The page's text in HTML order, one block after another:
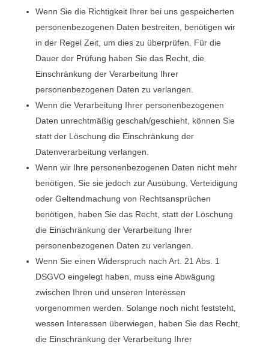
Wenn Sie die Richtigkeit Ihrer bei uns gespeicherten
personenbezogenen Daten bestreiten, benötigen wir
in der Regel Zeit, um dies zu überprüfen. Für die
Dauer der Prüfung haben Sie das Recht, die
Einschränkung der Verarbeitung Ihrer
personenbezogenen Daten zu verlangen.
Wenn die Verarbeitung Ihrer personenbezogenen
Daten unrechtmäßig geschah/geschieht, können Sie
statt der Löschung die Einschränkung der
Datenverarbeitung verlangen.
Wenn wir Ihre personenbezogenen Daten nicht mehr
benötigen, Sie sie jedoch zur Ausübung, Verteidigung
oder Geltendmachung von Rechtsansprüchen
benötigen, haben Sie das Recht, statt der Löschung
die Einschränkung der Verarbeitung Ihrer
personenbezogenen Daten zu verlangen.
Wenn Sie einen Widerspruch nach Art. 21 Abs. 1
DSGVO eingelegt haben, muss eine Abwägung
zwischen Ihren und unseren Interessen
vorgenommen werden. Solange noch nicht feststeht,
wessen Interessen überwiegen, haben Sie das Recht,
die Einschränkung der Verarbeitung Ihrer